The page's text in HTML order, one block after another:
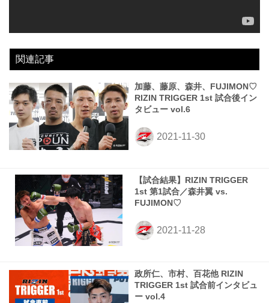
関連記事
加藤、藤原、森井、FUJIMON♡
RIZIN TRIGGER 1st 試合後イン
タビュー vol.6
【試合結果】RIZIN TRIGGER
1st 第1試合／森井翼 vs.
FUJIMON♡
政所仁、市村、百花他 RIZIN
TRIGGER 1st 試合前インタビュ
ー vol.4